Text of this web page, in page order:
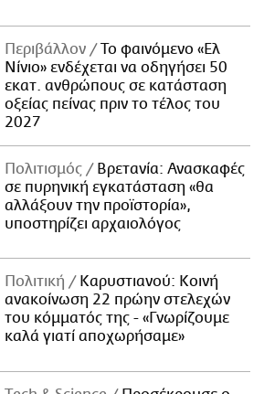
Περιβάλλον
Το φαινόμενο «Ελ
Νίνιο» ενδέχεται να οδηγήσει 50
εκατ. ανθρώπους σε κατάσταση
οξείας πείνας πριν το τέλος του
2027
Πολιτισμός
Βρετανία: Ανασκαφές
σε πυρηνική εγκατάσταση «θα
αλλάξουν την προϊστορία»,
υποστηρίζει αρχαιολόγος
Πολιτική
Καρυστιανού: Κοινή
ανακοίνωση 22 πρώην στελεχών
του κόμματός της - «Γνωρίζουμε
καλά γιατί αποχωρήσαμε»